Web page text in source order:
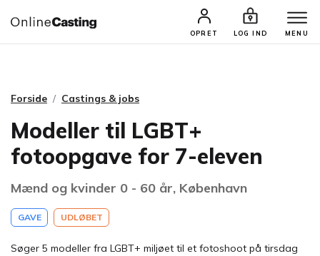
OPRET LOG IND MENU
CASTINGS & JOBS SØG PROFIL
Forside Castings & jobs
Modeller til LGBT+
fotoopgave for 7-eleven
Mænd og kvinder 0 - 60 år, København
GAVE UDLØBET
Søger 5 modeller fra LGBT+ miljøet til et fotoshoot på tirsdag